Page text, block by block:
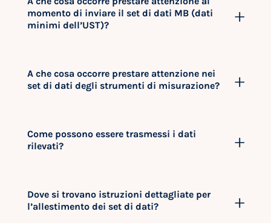
momento di inviare il set di dati MB (dati
minimi dell’UST)?
A che cosa occorre prestare attenzione nei
set di dati degli strumenti di misurazione?
Come possono essere trasmessi i dati
rilevati?
Dove si trovano istruzioni dettagliate per
l’allestimento dei set di dati?